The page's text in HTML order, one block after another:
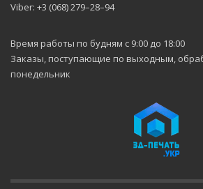
Viber: +3 (068) 279–28–94
Время работы по будням с 9:00 до 18:00
Заказы, поступающие по выходным,
понедельник